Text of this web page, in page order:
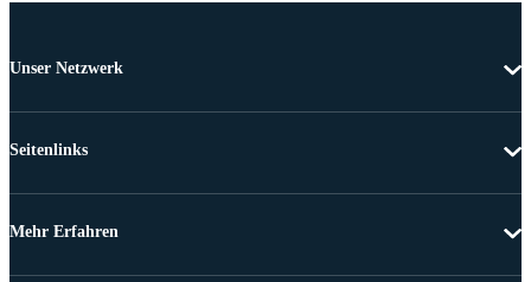
Unser Netzwerk
Seitenlinks
Mehr Erfahren